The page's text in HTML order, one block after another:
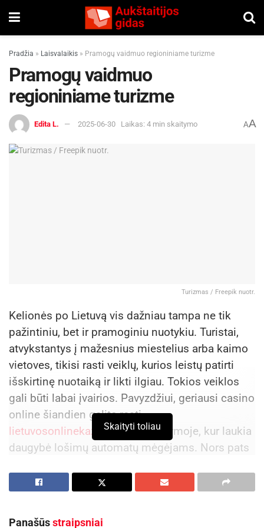
Pradžia » Laisvalaikis » Pramogų vaidmuo regioniniame turizme
Pramogų vaidmuo
regioniniame turizme
Edita L. 2025-06-30 Laikas: 4 min skaitymo AA
Turizmas / Freepik nuotr.
Kelionės po Lietuvą vis dažniau tampa ne tik
pažintiniu, bet ir pramoginiu nuotykiu. Turistai,
atvykstantys į mažesnius miestelius arba kaimo
vietoves, tikisi rasti veiklų, kurios leistų patirti
išskirtinę nuotaiką ir likti ilgiau. Tokios veiklos
gali būti labai įvairios. Pavyzdžiui, geriausi casino
online šiandien galite rasti
lietuvosonlinekazino.com platformoje, kur laukia
daugybė lošimų automatų mėgėjams. Nors pats
įpročius ir kelionės tikslus: žmonės renkasi
Skaityti toliau
Panašūsstraipsniai